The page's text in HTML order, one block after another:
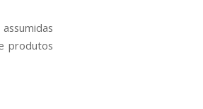
produtos